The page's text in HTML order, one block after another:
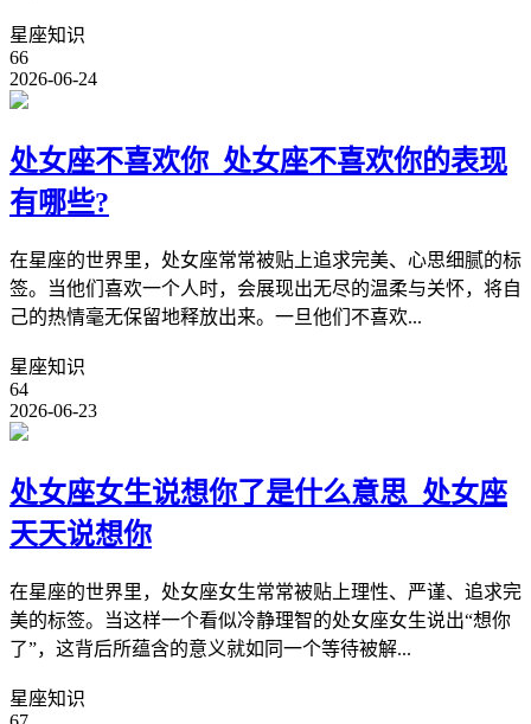
星座知识
66
2026-06-24
处女座不喜欢你_处女座不喜欢你的表现
有哪些?
在星座的世界里，处女座常常被贴上追求完美、心思细腻的标
签。当他们喜欢一个人时，会展现出无尽的温柔与关怀，将自
己的热情毫无保留地释放出来。一旦他们不喜欢...
星座知识
64
2026-06-23
处女座女生说想你了是什么意思_处女座
天天说想你
在星座的世界里，处女座女生常常被贴上理性、严谨、追求完
美的标签。当这样一个看似冷静理智的处女座女生说出“想你
了”，这背后所蕴含的意义就如同一个等待被解...
星座知识